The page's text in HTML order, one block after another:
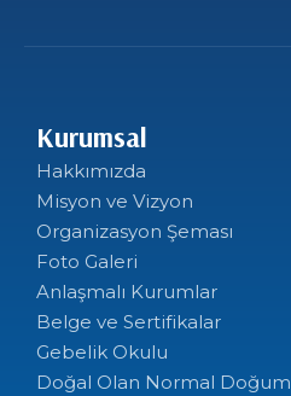
Kurumsal
Hakkımızda
Misyon ve Vizyon
Organizasyon Şeması
Foto Galeri
Anlaşmalı Kurumlar
Belge ve Sertifikalar
Gebelik Okulu
Doğal Olan Normal Doğum